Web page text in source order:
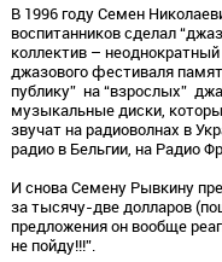
В 1996 году Семен
воспитанников сделал
коллектив –
джазового фестиваля
публику” на “взрослых”
музыкальные диски,
звучат на радиоволнах в
радио в Бельгии, на Радио
И снова Семену Рывкину
за тысячу-две долларов
предложения он вообще
не пойду!!!”.